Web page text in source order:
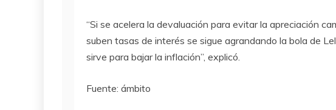
“Si se acelera la devaluación para evitar la apreciación
suben tasas de interés se sigue agrandando la bola de
sirve para bajar la inflación”, explicó.
Fuente: ámbito